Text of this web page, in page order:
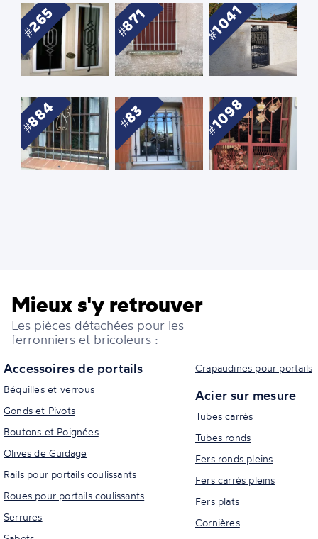
265 871 1041
884 83 1098
Mieux s'y retrouver
Les pièces détachées pour les
ferronniers et bricoleurs :
Accessoires de portails
Béquilles et verrous
Gonds et Pivots
Boutons et Poignées
Olives de Guidage
Rails pour portails coulissants
Roues pour portails coulissants
Serrures
Crapaudines pour portails
Acier sur mesure
Tubes carrés
Tubes ronds
Fers ronds pleins
Fers carrés pleins
Fers plats
Cornières